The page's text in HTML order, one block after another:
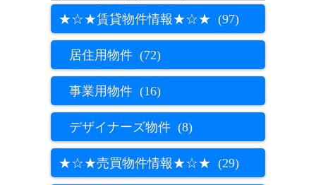
★☆★賃貸物件情報★☆★ (97)
居住用物件 (72)
事業用物件 (16)
デザイナーズ物件 (8)
★☆★売買物件情報★☆★ (29)